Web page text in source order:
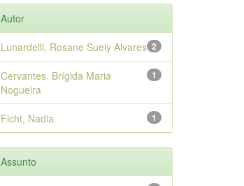
Autor
2
Lunardelli, Rosane Suely Alvares
1
Cervantes, Brígida Maria
Nogueira
1
Ficht, Nadia
Assunto